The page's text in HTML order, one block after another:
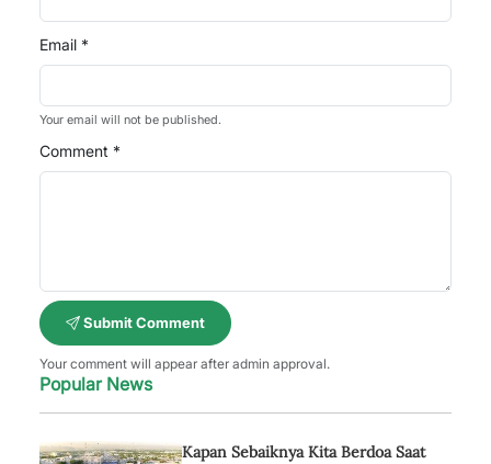
Email *
Your email will not be published.
Comment *
Submit Comment
Your comment will appear after admin approval.
Popular News
Kapan Sebaiknya Kita Berdoa Saat